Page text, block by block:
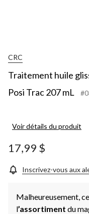
CRC
Traitement huile
Posi Trac 207 mL
Voir détails du produit
17,99 $
Inscrivez-vous aux
Malheureusement,
l’assortiment du